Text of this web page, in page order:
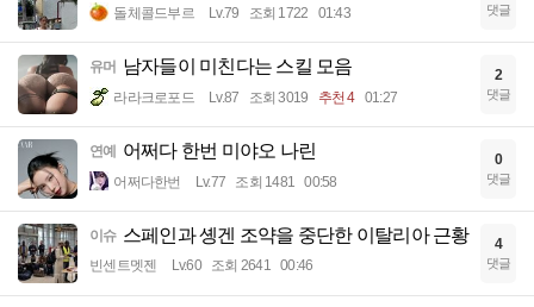
돌체콜드부르 Lv.79 조회 1722 01:43 댓글
유머 남자들이 미친다는 스킬 모음
라라크로포드 Lv.87 조회 3019 추천 4 01:27
2
댓글
연예 어쩌다 한번 미야오 나린
어쩌다한번 Lv.77 조회 1481 00:58
0
댓글
이슈 스페인과 솅겐 조약을 중단한 이탈리아 근황
빈센트멧젠 Lv.60 조회 2641 00:46
4
댓글